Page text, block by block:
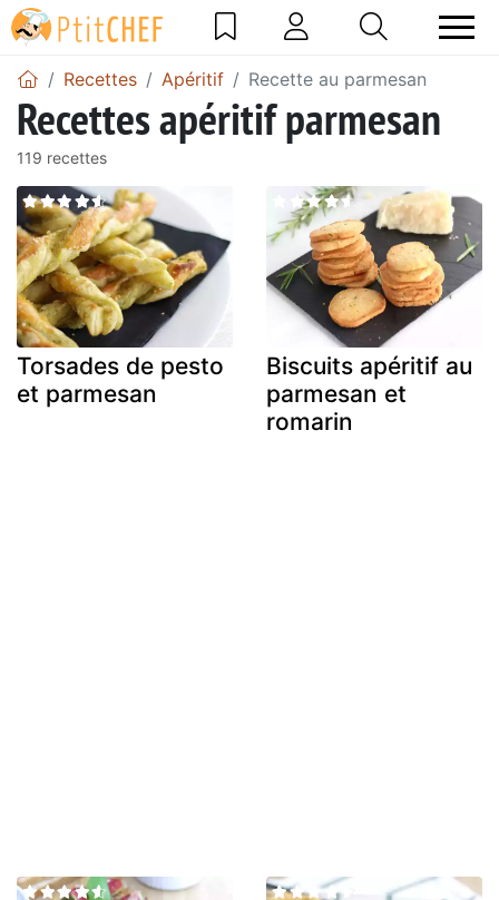
Recettes Apéritif Recette au parmesan
Recettes apéritif parmesan
119 recettes
Torsades de pesto
et parmesan
Biscuits apéritif au
parmesan et
romarin